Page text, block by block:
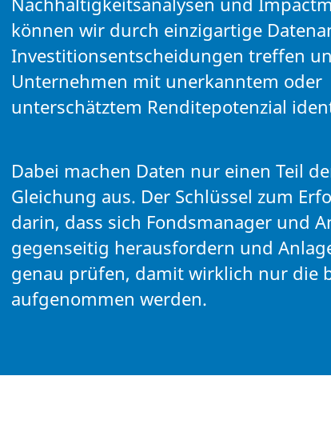
können wir durch einzigartige
Investitionsentscheidungen treffen
Unternehmen mit unerkanntem oder
unterschätztem Renditepotenzial
Dabei machen Daten nur einen Teil
Gleichung aus. Der Schlüssel zum
darin, dass sich Fondsmanager und
gegenseitig herausfordern und
genau prüfen, damit wirklich nur die
aufgenommen werden.